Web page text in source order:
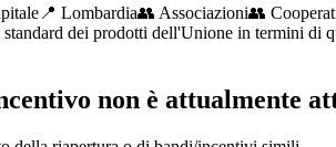
📍 Lombardia👥 Associazioni👥
dei prodotti dell'Unione in termini di
non è attualmente